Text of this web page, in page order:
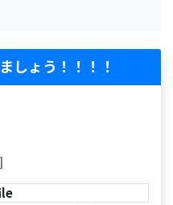
しょう！！！！